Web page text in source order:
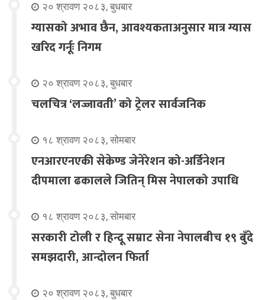
२० श्रावण २०८३, बुधबार
ग्यासको अभाव छैन, आवश्यकताअनुसार मात्र ग्यास
खरिद गर्नूः निगम
२० श्रावण २०८३, बुधबार
चलचित्र ‘लज्जावती’ को ट्रेलर सार्वजनिक
१८ श्रावण २०८३, सोमबार
एनआरएनएकी सेकेण्ड जेनेरेशन को-अर्डिनेशन
दीपमाला ढकालले जितिन् मिस नेपालको उपाधि
१८ श्रावण २०८३, सोमबार
सरकारी टोली र हिन्दू सम्राट सेना नेपालबीच १९ बुँदे
समझदारी, आन्दोलन फिर्ता
२० श्रावण २०८३, बुधबार